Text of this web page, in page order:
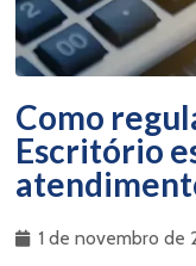
Como
Escritório
1 de novembro de